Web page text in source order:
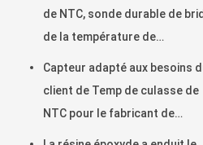
de NTC, sonde durable de
de la température de
Capteur adapté aux besoins
client de Temp de culasse de
NTC pour le fabricant de